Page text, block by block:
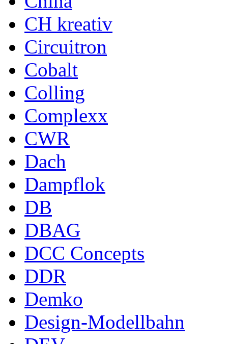
CH kreativ
Circuitron
Cobalt
Colling
Complexx
CWR
Dach
Dampflok
DB
DBAG
DCC Concepts
DDR
Demko
Design-Modellbahn